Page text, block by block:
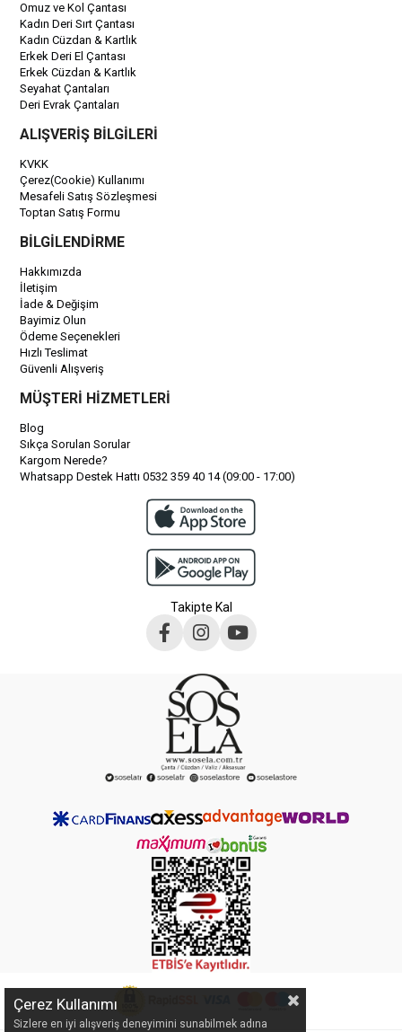
Omuz ve Kol Çantası
Kadın Deri Sırt Çantası
Kadın Cüzdan & Kartlık
Erkek Deri El Çantası
Erkek Cüzdan & Kartlık
Seyahat Çantaları
Deri Evrak Çantaları
ALIŞVERİŞ BİLGİLERİ
KVKK
Çerez(Cookie) Kullanımı
Mesafeli Satış Sözleşmesi
Toptan Satış Formu
BİLGİLENDİRME
Hakkımızda
İletişim
İade & Değişim
Bayimiz Olun
Ödeme Seçenekleri
Hızlı Teslimat
Güvenli Alışveriş
MÜŞTERİ HİZMETLERİ
Blog
Sıkça Sorulan Sorular
Kargom Nerede?
Whatsapp Destek Hattı 0532 359 40 14 (09:00 - 17:00)
Takipte Kal
Çerez Kullanımı
Sizlere en iyi alışveriş deneyimini sunabilmek adına